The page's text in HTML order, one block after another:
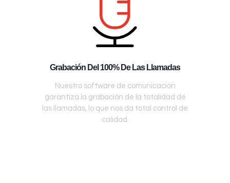
Grabación Del 100% De Las Llamadas
Nuestro software de comunicación
garantiza la grabación de la totalidad de
las llamadas, lo que nos da total control de
calidad.